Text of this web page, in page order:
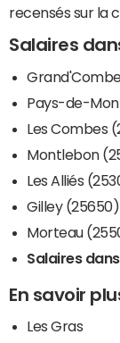
recensés sur la
Salaires
Pays-de-
Les Combes
Montlebon
Les Alliés
Gilley (25650)
Morteau
Salaires
En savoir
Les Gras